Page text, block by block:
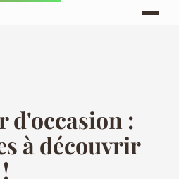
d'occasion :
à découvrir